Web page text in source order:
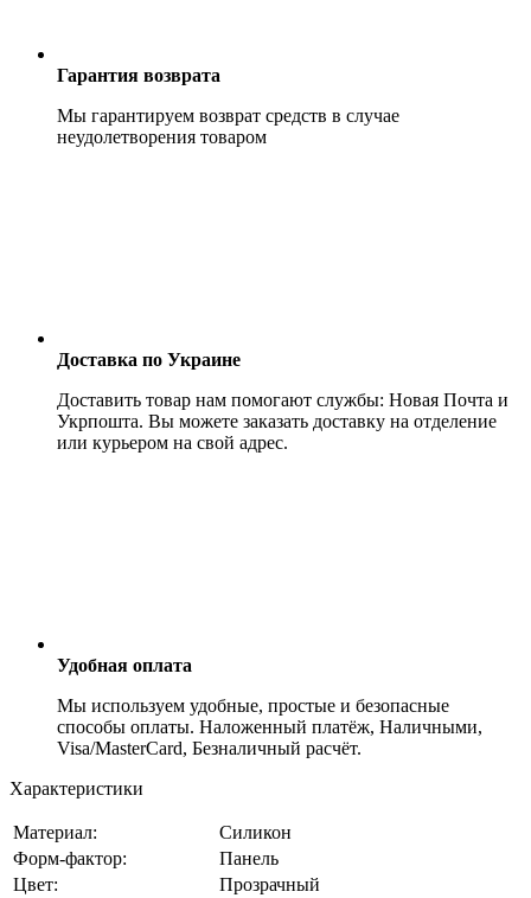
Гарантия возврата
Мы гарантируем возврат средств в случае
неудолетворения товаром
Доставка по Украине
Доставить товар нам помогают службы: Новая Почта и
Укрпошта. Вы можете заказать доставку на отделение
или курьером на свой адрес.
Удобная оплата
Мы используем удобные, простые и безопасные
способы оплаты. Наложенный платёж, Наличными,
Visa/MasterCard, Безналичный расчёт.
Характеристики
Материал:
Силикон
Форм-фактор:
Панель
Цвет:
Прозрачный